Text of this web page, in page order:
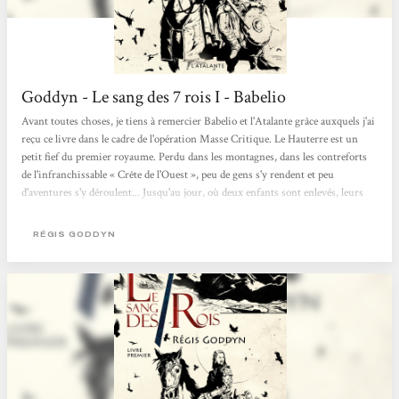
Goddyn - Le sang des 7 rois I - Babelio
Avant toutes choses, je tiens à remercier Babelio et l'Atalante grâce auxquels j'ai
reçu ce livre dans le cadre de l'opération Masse Critique. Le Hauterre est un
petit fief du premier royaume. Perdu dans les montagnes, dans les contreforts
de l'infranchissable « Crête de l'Ouest », peu de gens s'y rendent et peu
d'aventures s'y déroulent... Jusqu'au jour, où deux enfants sont enlevés, leurs
en argent. Dans les plus hautes sphères du royaume, cette nouvelle résonne
RÉGIS GODDYN